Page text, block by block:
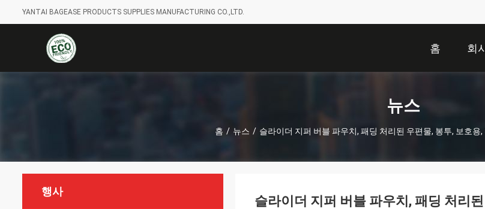
YANTAI BAGEASE PRODUCTS SUPPLIES MANUFACTURING CO.,LTD.
홈 회
뉴스
홈 / 뉴스 / 슬라이더 지퍼 버블 파우치, 패딩 처리된 우편물, 봉투, 보호용
행사
슬라이더 지퍼 버블 파우치, 패딩 처리